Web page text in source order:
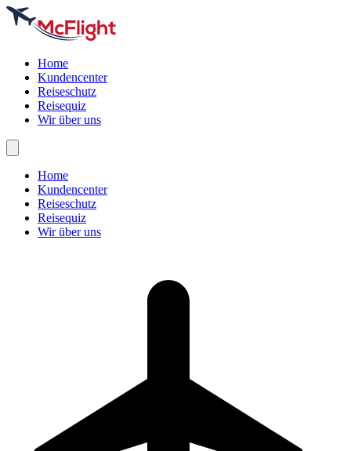
Home
Kundencenter
Reiseschutz
Reisequiz
Wir über uns
Home
Kundencenter
Reiseschutz
Reisequiz
Wir über uns